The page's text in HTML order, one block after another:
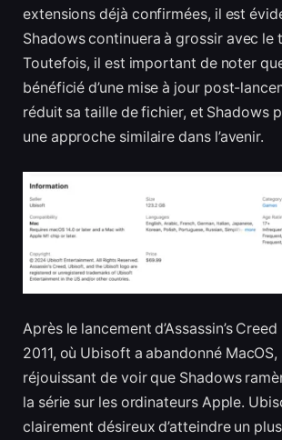
extensions déjà confirmées, il est
Shadows continuera à grossir avec le
Toutefois, il est important de noter
bénéficié d’une mise à jour post-
réduit sa taille de fichier, et Shadows
une approche similaire dans l’avenir.
Après le lancement d’Assassin’s
2011, où Ubisoft a abandonné MacOS,
réjouissant de voir que Shadows
la série sur les ordinateurs Apple.
clairement désireux d’atteindre un